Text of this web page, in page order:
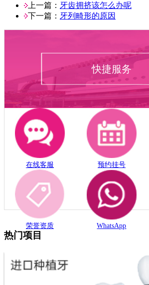
上一篇： 牙齿拥挤该怎么办呢
下一篇： 牙列畸形的原因
快捷服务
在线客服 预约挂号
荣誉资质 WhatsApp
热门项目